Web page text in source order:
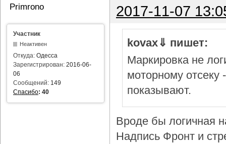
Primrono 2017-11-07
Участник
Неактивен
Откуда: Одесса
Зарегистрирован: 2016-06-
06
Сообщений: 149
Спасибо: 40
kovax⇓ пишет:
Маркировка не
моторному отсеку
показывают.
Вроде бы логичная
Надпись Фронт и